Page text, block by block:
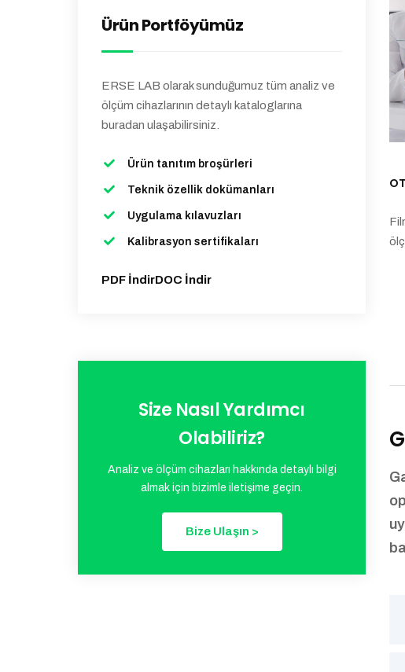
Ürün Portföyümüz
ERSE LAB olarak sunduğumuz tüm analiz ve
ölçüm cihazlarının detaylı kataloglarına
buradan ulaşabilirsiniz.
Ürün tanıtım broşürleri
Teknik özellik dokümanları
Uygulama kılavuzları
Kalibrasyon sertifikaları
PDF İndirDOC İndir
Size Nasıl Yardımcı
Olabiliriz?
Analiz ve ölçüm cihazları hakkında detaylı bilgi
almak için bizimle iletişime geçin.
Bize Ulaşın >